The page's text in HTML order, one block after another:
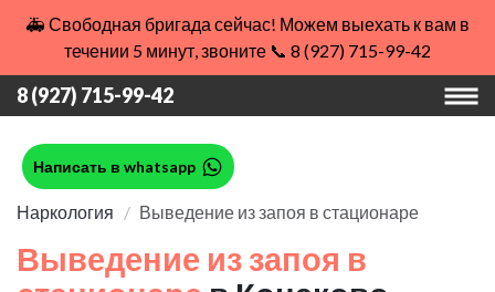
🚑 Свободная бригада сейчас! Можем выехать к вам в
течении 5 минут, звоните 📞 8 (927) 715-99-42
8 (927) 715-99-42
Написать в whatsapp
Наркология Выведение из запоя в стационаре
Выведение из запоя в